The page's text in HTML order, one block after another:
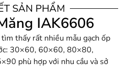
SẢN PHẨM
IAK6606
thấy rất nhiều mẫu gạch ốp
30×60, 60×60, 80×80,
phù hợp với nhu cầu và sở